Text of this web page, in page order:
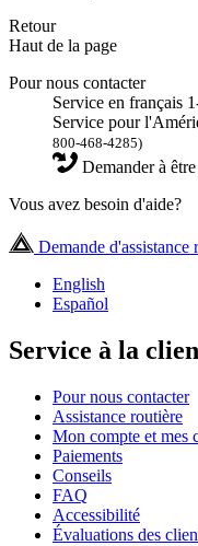
Retour
Haut de la page
Pour nous contacter
Service en français
Service pour
800-468-4285)
Demander à
Vous avez besoin d'aide?
Demande d'assistance
English
Español
Service à la
Pour nous contacter
Assistance routière
Mon compte et mes
Paiements
Conseils
FAQ
Accessibilité
Évaluations des